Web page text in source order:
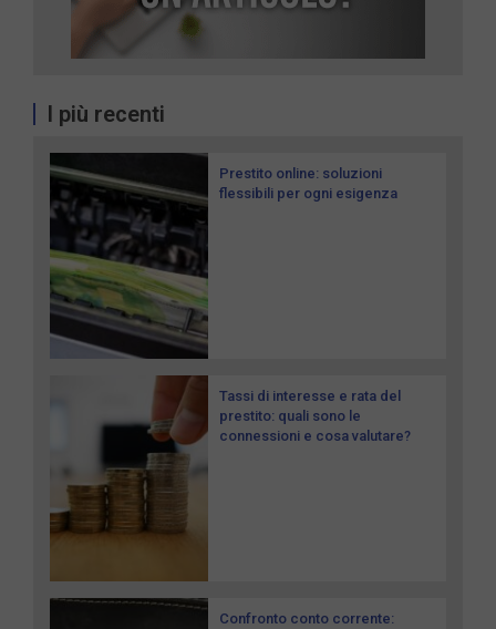
I più recenti
Prestito online: soluzioni
flessibili per ogni esigenza
Tassi di interesse e rata del
prestito: quali sono le
connessioni e cosa valutare?
Confronto conto corrente: